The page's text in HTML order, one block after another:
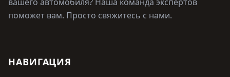
поможет вам. Просто свяжитесь с нами.
НАВИГАЦИЯ